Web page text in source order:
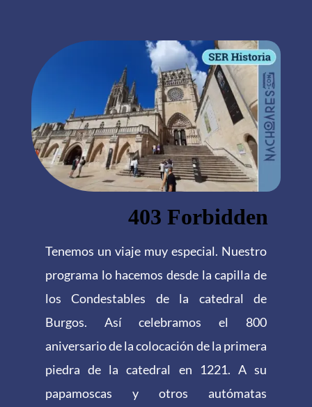
Tenemos un viaje muy especial. Nuestro
programa lo hacemos desde la capilla de
los Condestables de la catedral de
Burgos. Así celebramos el 800
aniversario de la colocación de la primera
piedra de la catedral en 1221. A su
papamoscas y otros autómatas